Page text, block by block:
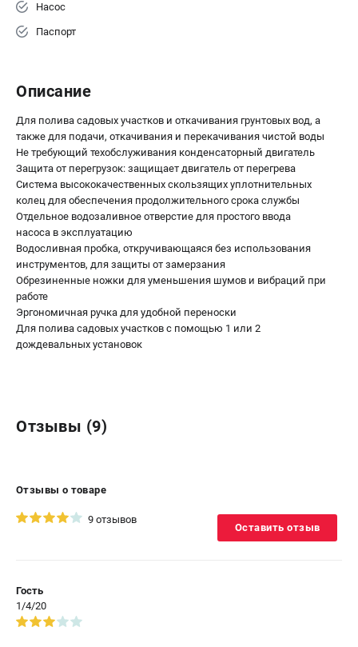
Наборы инструмента
РАСХОДНЫЕ МАТЕРИАЛЫ И АКСЕССУАРЫ
Аккумуляторы и зарядные устройства
Запчасти для изделий
Кейсы и сумки
ТЕЛЕФОН (САНКТ-ПЕТЕРБУРГ)
+7 (812) 407-39-48
Информация размещённая на сайте не является публичной
офертой.
8 (812) 318-40-26
Режим работы колл-центра:
пн-пт - с 9:00 до 18:00
Насос
Паспорт
Описание
Для полива садовых участков и откачивания грунтовых вод, а
также для подачи, откачивания и перекачивания чистой воды
Не требующий техобслуживания конденсаторный двигатель
Защита от перегрузок: защищает двигатель от перегрева
Система высококачественных скользящих уплотнительных
колец для обеспечения продолжительного срока службы
Отдельное водозаливное отверстие для простого ввода
насоса в эксплуатацию
Водосливная пробка, откручивающаяся без использования
инструментов, для защиты от замерзания
Обрезиненные ножки для уменьшения шумов и вибраций при
работе
Эргономичная ручка для удобной переноски
Для полива садовых участков с помощью 1 или 2
дождевальных установок
Отзывы (9)
Отзывы о товаре
9 отзывов
Оставить отзыв
Гость
1/4/20